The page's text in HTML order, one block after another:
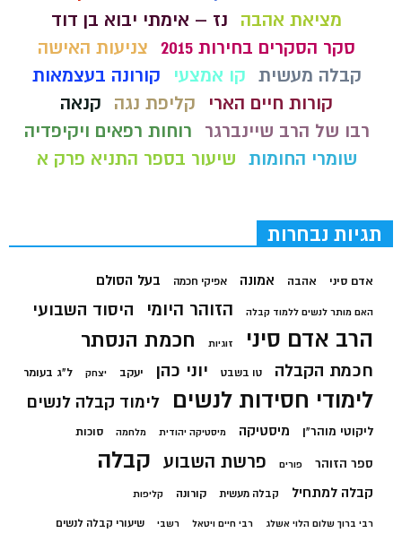
מציאת אהבה
נז – אימתי יבוא בן דוד
סקר הסקרים בחירות 2015
צניעות האישה
קבלה מעשית קו אמצעי
קורונה בעצמאות
קורות חיים הארי
קליפת נגה
קנאה
רבו של הרב שיינברגר
רוחות רפאים ויקיפדיה
שומרי החומות שיעור בספר התניא פרק א
תגיות נבחרות
אדם סיני אהבה אמונה אפיקי חכמה בעל הסולם
האם מותר לנשים ללמוד קבלה הזוהר היומי היסוד השבועי
הרב אדם סיני זוגיות חכמת הנסתר
חכמת הקבלה טו בשבט יוני כהן יעקב יצחק ל"ג בעומר
לימודי חסידות לנשים לימוד קבלה לנשים
ליקוטי מוהר"ן מיסטיקה מיסטיקה יהודית מלחמה סוכות
ספר הזוהר פורים פרשת השבוע קבלה
קבלה למתחיל קבלה מעשית קורונה קליפות
רבי ברוך שלום הלוי אשלג רבי חיים ויטאל רשבי שיעורי קבלה לנשים